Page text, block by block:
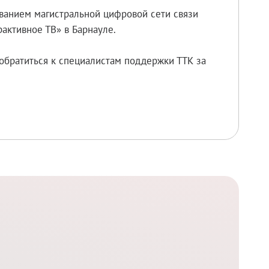
магистральной цифровой сети связи
ТВ» в Барнауле.
к специалистам поддержки ТТК за